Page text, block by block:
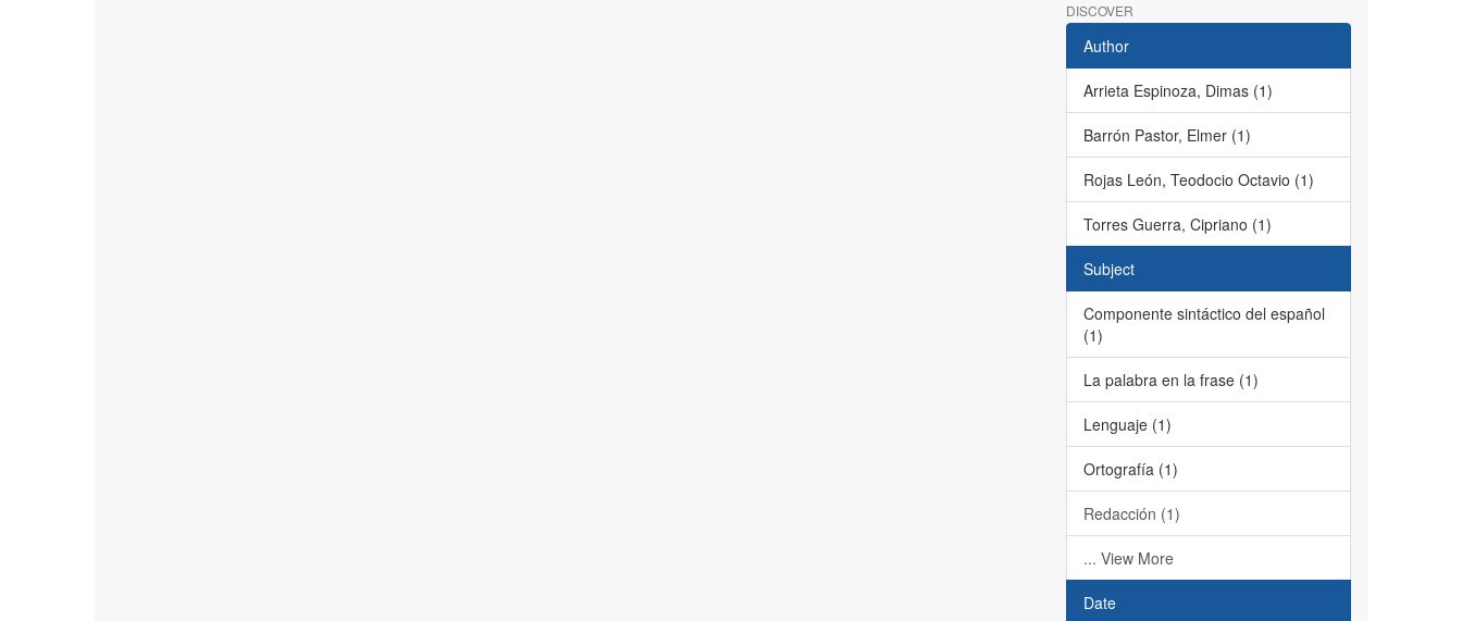
DISCOVER
Author
Arrieta Espinoza, Dimas (1)
Barrón Pastor, Elmer (1)
Rojas León, Teodocio Octavio (1)
Torres Guerra, Cipriano (1)
Subject
Componente sintáctico del español
(1)
La palabra en la frase (1)
Lenguaje (1)
Ortografía (1)
Redacción (1)
... View More
Date